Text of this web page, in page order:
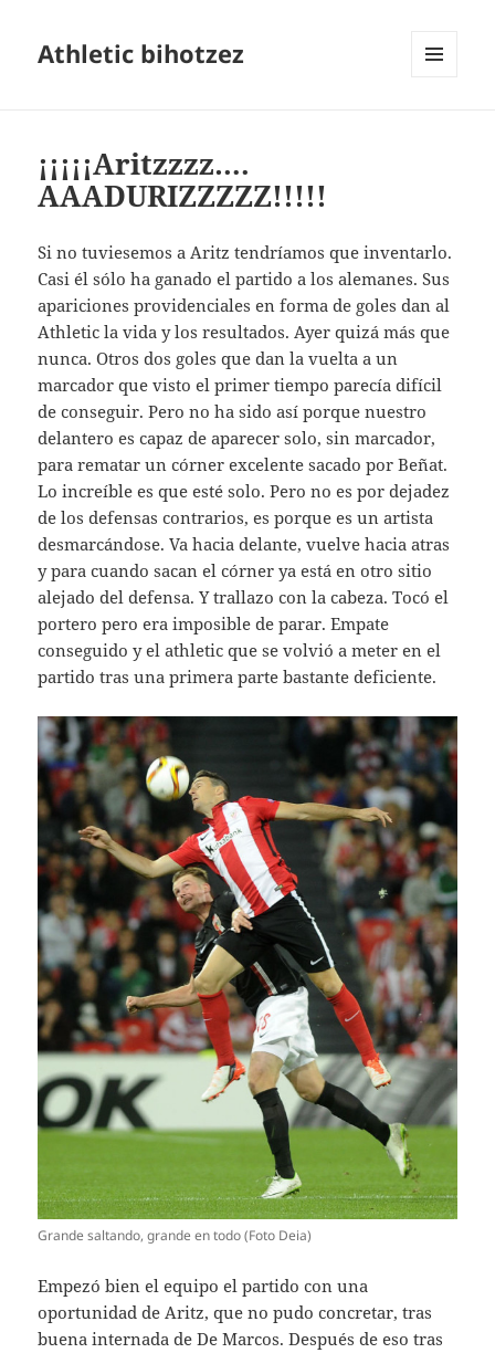
Athletic bihotzez
¡¡¡¡¡Aritzzzz….
AAADURIZZZZZ!!!!!
Si no tuviesemos a Aritz tendríamos que inventarlo.
Casi él sólo ha ganado el partido a los alemanes. Sus
apariciones providenciales en forma de goles dan al
Athletic la vida y los resultados. Ayer quizá más que
nunca. Otros dos goles que dan la vuelta a un
marcador que visto el primer tiempo parecía difícil
de conseguir. Pero no ha sido así porque nuestro
delantero es capaz de aparecer solo, sin marcador,
para rematar un córner excelente sacado por Beñat.
Lo increíble es que esté solo. Pero no es por dejadez
de los defensas contrarios, es porque es un artista
desmarcándose. Va hacia delante, vuelve hacia atras
y para cuando sacan el córner ya está en otro sitio
alejado del defensa. Y trallazo con la cabeza. Tocó el
portero pero era imposible de parar. Empate
conseguido y el athletic que se volvió a meter en el
partido tras una primera parte bastante deficiente.
Grande saltando, grande en todo (Foto Deia)
Empezó bien el equipo el partido con una
oportunidad de Aritz, que no pudo concretar, tras
buena internada de De Marcos. Después de eso tras